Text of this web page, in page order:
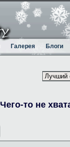
Галерея Блоги
Чего-то не